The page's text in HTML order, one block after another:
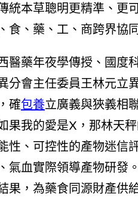
統本草聰明更精準、更
食、藥、工、商跨界協
醫藥年夜學傳授、國度
分會主任委員王林元立
確包養立廣義與狹義相
果我的愛是X，那林天
性、可控性的產物迷信
氣血實際領導產物研
果，為藥食同源財產供